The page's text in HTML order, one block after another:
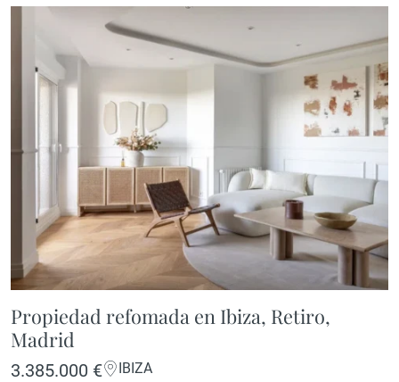
Propiedad refomada en Ibiza, Retiro,
Madrid
3.385.000 € IBIZA